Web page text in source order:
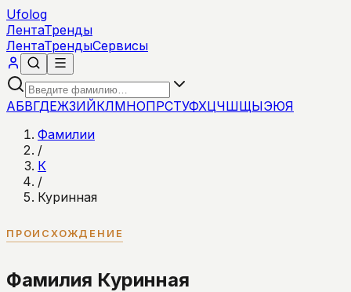
Ufolog
ЛентаТренды
ЛентаТрендыСервисы
АБВГДЕЖЗИЙКЛМНОПРСТУФХЦЧШЩЫЭЮЯ
Фамилии
/
К
/
Куринная
ПРОИСХОЖДЕНИЕ
Фамилия Куринная